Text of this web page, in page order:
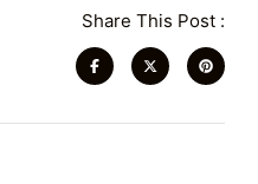
Share This Post :